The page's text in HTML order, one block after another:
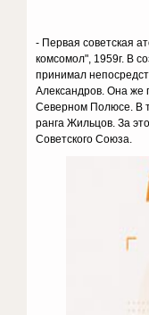
- Первая советская
комсомол", 1959г. В
принимал
Александров. Она
Северном Полюсе. В
ранга Жильцов. За
Советского Союза.